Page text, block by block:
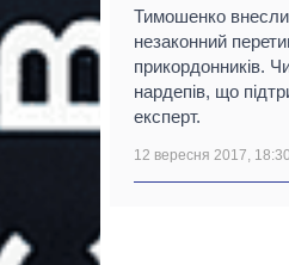
Тимошенко
незаконний
прикордонників.
нардепів, що
експерт.
12 вересня 2017, 18:30